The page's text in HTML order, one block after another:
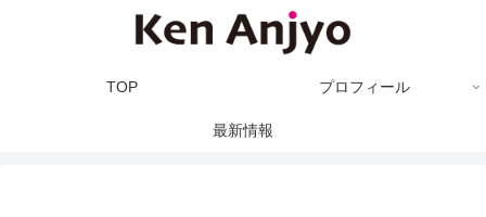
TOP プロフィール
最新情報